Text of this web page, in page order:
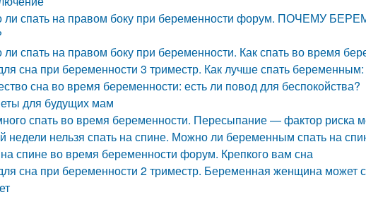
ли спать на правом боку при беременности форум. ПОЧЕМУ
спать на правом боку при беременности. Как спать во время
сна при беременности 3 триместр. Как лучше спать
сна во время беременности: есть ли повод для беспокойства?
для будущих мам
спать во время беременности. Пересыпание — фактор риска
недели нельзя спать на спине. Можно ли беременным спать на
спине во время беременности форум. Крепкого вам сна
сна при беременности 2 триместр. Беременная женщина может